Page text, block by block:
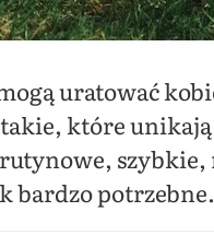
uratować
które
rutynowe, szybkie,
bardzo potrzebne.